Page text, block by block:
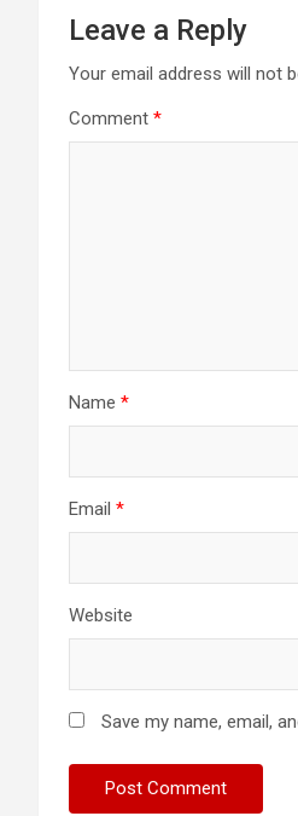
Leave a Reply
Your email address will not
Comment *
Name *
Email *
Website
Save my name, email,